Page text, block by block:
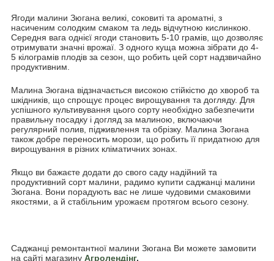
Ягоди малини Зюгана великі, соковиті та ароматні, з
насиченим солодким смаком та ледь відчутною кислинкою.
Середня вага однієї ягоди становить 5-10 грамів, що дозволяє
отримувати значні врожаї. З одного куща можна зібрати до 4-
5 кілограмів плодів за сезон, що робить цей сорт надзвичайно
продуктивним.
Малина Зюгана відзначається високою стійкістю до хвороб та
шкідників, що спрощує процес вирощування та догляду. Для
успішного культивування цього сорту необхідно забезпечити
правильну посадку і догляд за малиною, включаючи
регулярний полив, підживлення та обрізку. Малина Зюгана
також добре переносить морози, що робить її придатною для
вирощування в різних кліматичних зонах.
Якщо ви бажаєте додати до свого саду надійний та
продуктивний сорт малини, радимо купити саджанці малини
Зюгана. Вони порадують вас не лише чудовими смаковими
якостями, а й стабільним урожаєм протягом всього сезону.
Саджанці ремонтантної малини Зюгана Ви можете замовити
на сайті магазину Агролендінг.